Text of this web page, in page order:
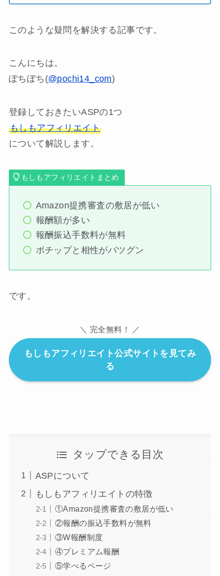
このような疑問を解決する記事です。
こんにちは。
ぽちぽち(@pochi14_com)
登録しておきたいASPの1つ
もしもアフィリエイト
について解説します。
もしもアフィリエイトまとめ
Amazon提携審査の敷居が低い
報酬額が多い
報酬振込手数料が無料
ポチップと相性がバツグン
です。
＼ 完全無料！ ／
もしもアフィリエイト公式サイトを見てみ
る
タップできる目次
ASPについて
もしもアフィリエイトの特徴
①Amazon提携審査の敷居が低い
②報酬の振込手数料が無料
③W報酬制度
④プレミアム報酬
⑤学べるページ